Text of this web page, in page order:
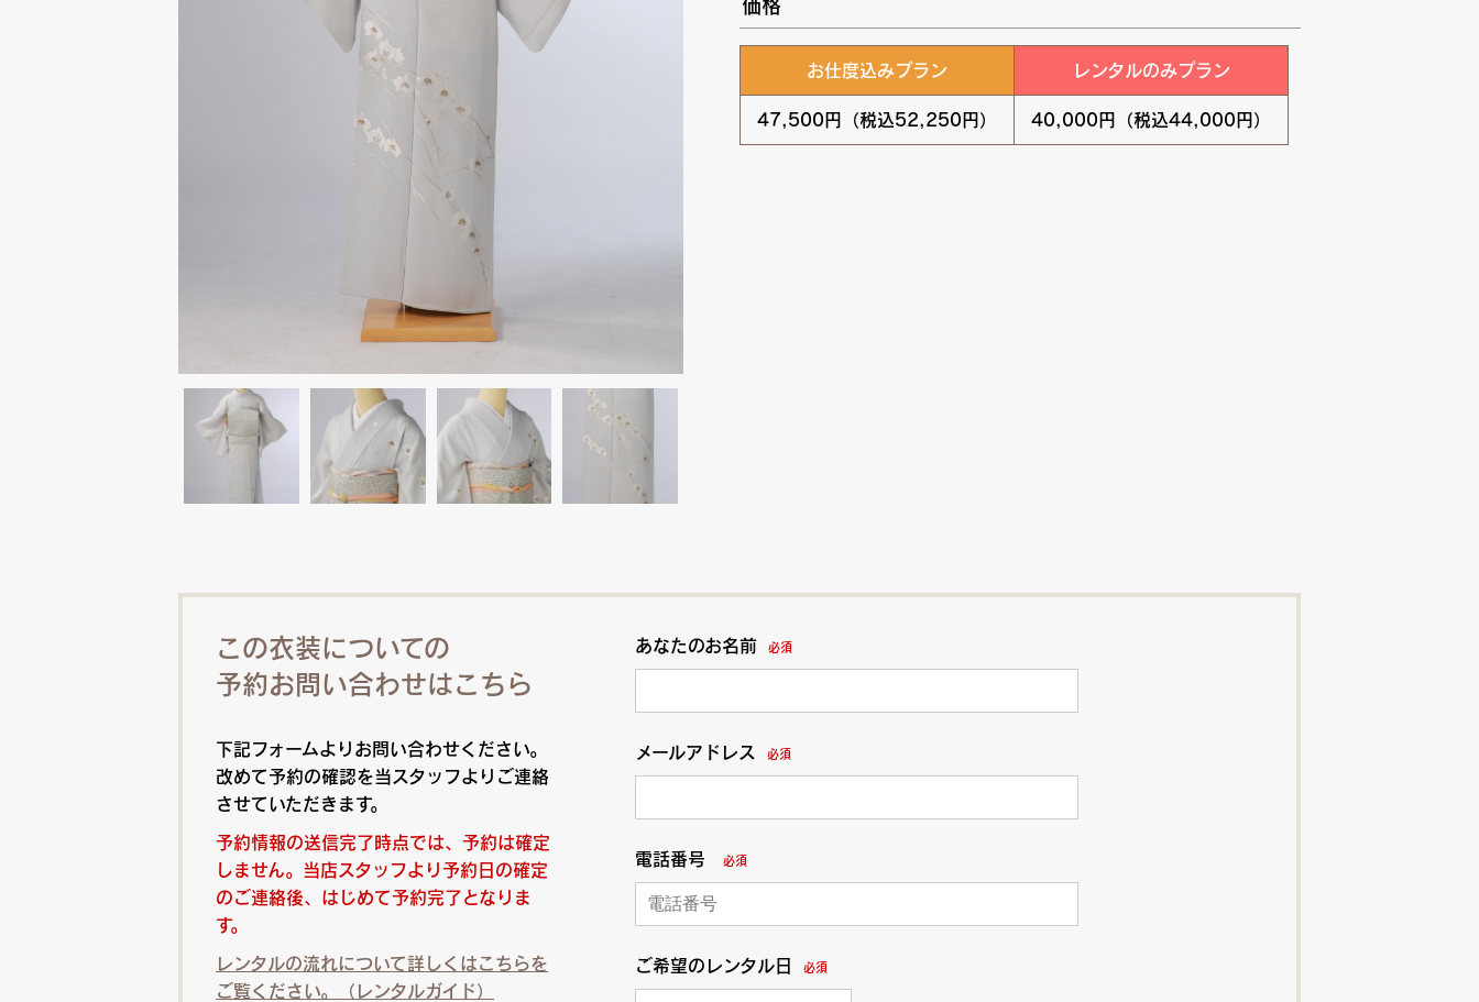
価格
お仕度込みプラン
47,500円（税込52,250円）
レンタルのみプラン
40,000円（税込44,000円）
この衣装についての
予約お問い合わせはこちら
下記フォームよりお問い合わせください。
改めて予約の確認を当スタッフよりご連絡
させていただきます。
予約情報の送信完了時点では、予約は確定
しません。当店スタッフより予約日の確定
のご連絡後、はじめて予約完了となりま
す。
レンタルの流れについて詳しくはこちらを
ご覧ください。（レンタルガイド）
あなたのお名前 必須
メールアドレス 必須
電話番号 必須
ご希望のレンタル日 必須